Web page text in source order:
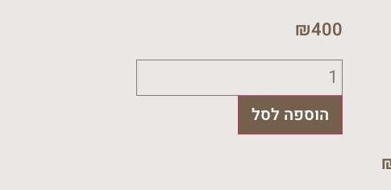
₪400
כמות
של
מלחיה
גדולה
הוספה לסל